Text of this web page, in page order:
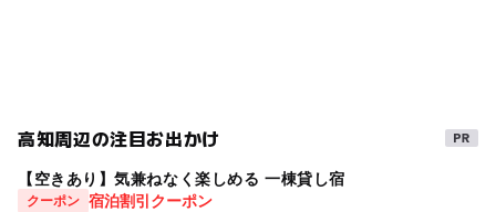
高知周辺の注目お出かけ
【空きあり】気兼ねなく楽しめる 一棟貸し宿
クーポン 宿泊割引クーポン